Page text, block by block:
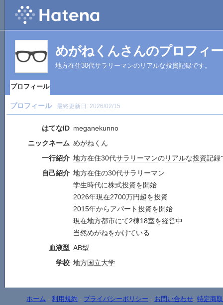
めがねくんさんのプロフィ
地方在住30代サラリーマンのリアルな投資記録です。
プロフィール
プロフィール 最終更新日: 2026/02/15
はてなID meganekunno
ニックネーム めがねくん
一行紹介 地方在住30代サラリーマンのリアルな投資記録
自己紹介 地方在住の30代サラリーマン
学生時代に株式投資を開始
2026年現在2700万円超を投資
2015年からアパート投資を開始
現在地方都市にて2棟18室を経営中
当然めがねをかけている
血液型 AB型
学校 地方国立大学
ホーム - 利用規約 - プライバシーポリシー - お問い合わせ- 特定商